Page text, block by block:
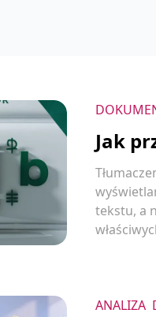
Jak
tekstu, a
ANALIZA